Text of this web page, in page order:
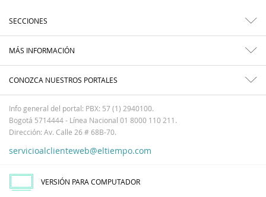
SECCIONES
MÁS INFORMACIÓN
CONOZCA NUESTROS PORTALES
Info general del portal: PBX: 57 (1) 2940100.
Bogotá 5714444 - Línea Nacional 01 8000 110 211.
Dirección: Av. Calle 26 # 68B-70.
servicioalclienteweb@eltiempo.com
VERSIÓN PARA COMPUTADOR